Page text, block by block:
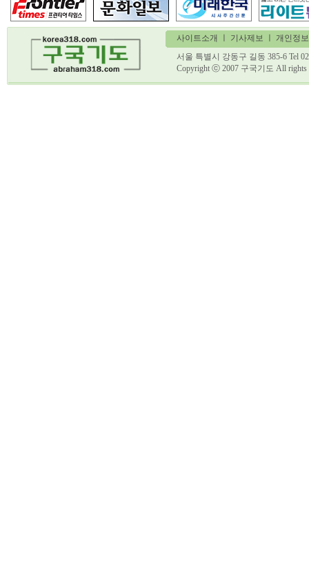
사이트소개 기사제보 ㅣ 개인정
서울 특별시 강동구 길동 385-6 Tel
Copyright ⓒ 2007 구국기도 All